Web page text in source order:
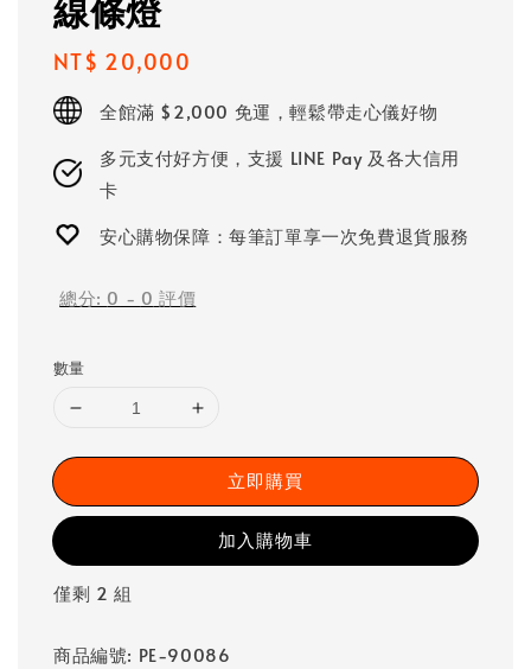
Regular
price
NT$ 20,000
全館滿 $2,000 免運，輕鬆帶走心儀好物
多元支付好方便，支援 LINE Pay 及各大信用
卡
安心購物保障：每筆訂單享一次免費退貨服務
總分: 0 - 0 評價
數量
立即購買
加入購物車
僅剩 2 組
商品編號: PE-90086